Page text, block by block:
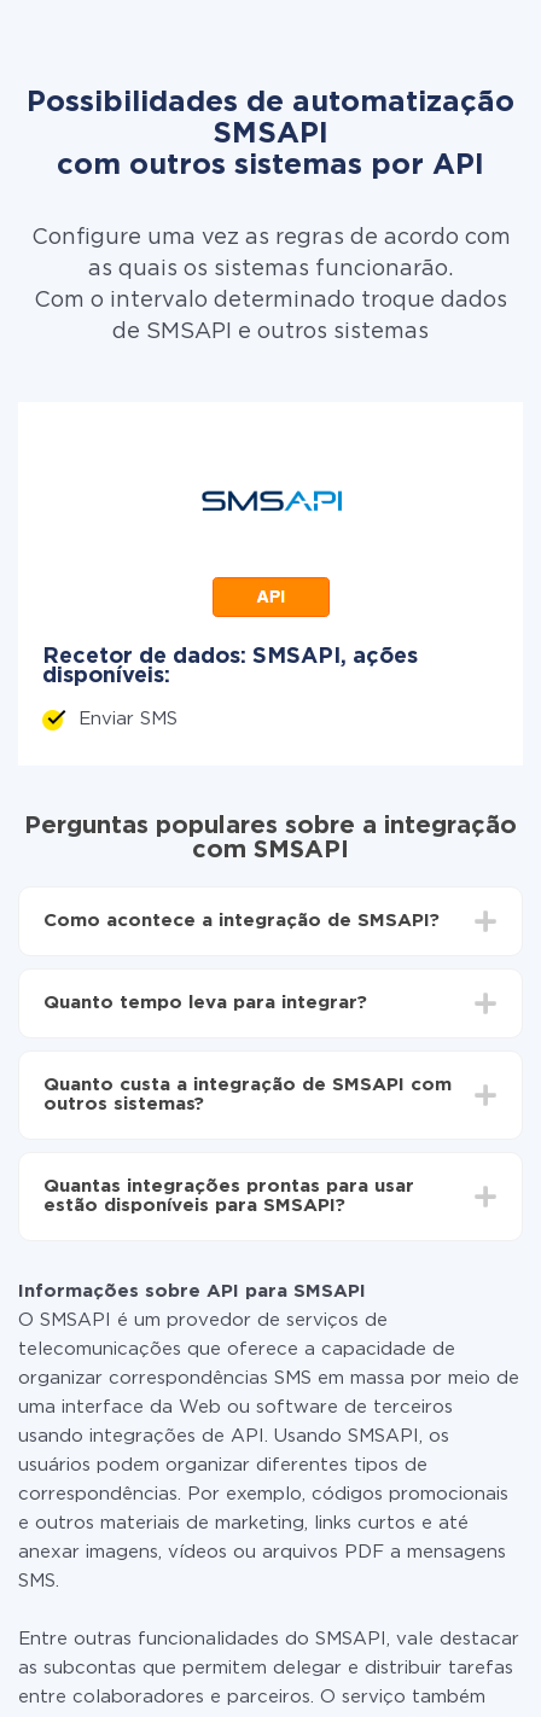
Possibilidades de automatização
SMSAPI
com outros sistemas por API
Configure uma vez as regras de acordo com
as quais os sistemas funcionarão.
Com o intervalo determinado troque dados
de SMSAPI e outros sistemas
Recetor de dados: SMSAPI, ações
disponíveis:
Enviar SMS
Perguntas populares sobre a integração
com SMSAPI
Como acontece a integração de SMSAPI?
qual serviço você precisa integrar SMSAPI
Escolha quais dados transferir de um sistema para
outro
Quanto tempo leva para integrar?
30 minutos. Em média, a configuração leva de 10 a 15
minutos.
Quanto custa a integração de SMSAPI com
outros sistemas?
as tarifas. Você paga apenas pela quantidade de
dados que é realmente transferida de um de seus
pode usar com segurança um plano de tarifa gratuita
ou mudar para um de pago, se necessário. Mais
detalhes sobretarifas.
Quantas integrações prontas para usar
estão disponíveis para SMSAPI?
Informações sobre API para SMSAPI
O SMSAPI é um provedor de serviços de
telecomunicações que oferece a capacidade de
organizar correspondências SMS em massa por meio de
uma interface da Web ou software de terceiros
usando integrações de API. Usando SMSAPI, os
usuários podem organizar diferentes tipos de
correspondências. Por exemplo, códigos promocionais
e outros materiais de marketing, links curtos e até
anexar imagens, vídeos ou arquivos PDF a mensagens
SMS.
Entre outras funcionalidades do SMSAPI, vale destacar
as subcontas que permitem delegar e distribuir tarefas
entre colaboradores e parceiros. O serviço também